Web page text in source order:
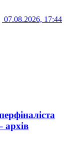
07.08.2026, 17:44
архів